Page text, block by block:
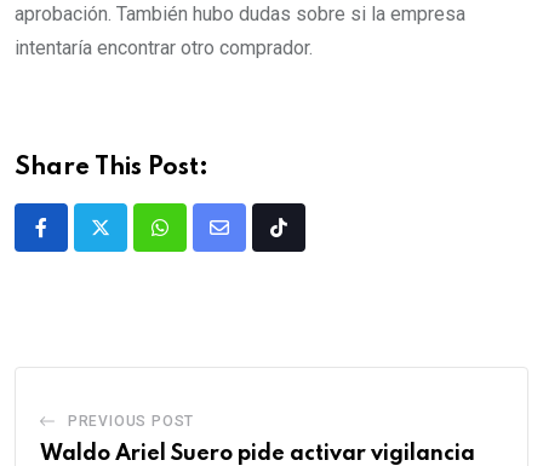
aprobación. También hubo dudas sobre si la empresa
intentaría encontrar otro comprador.
Share This Post:
PREVIOUS POST
Waldo Ariel Suero pide activar vigilancia